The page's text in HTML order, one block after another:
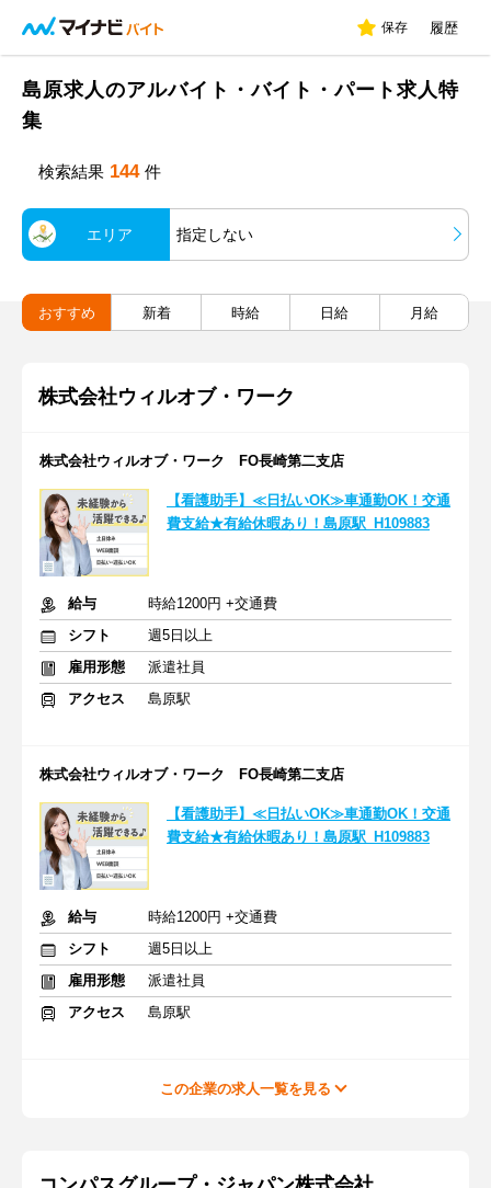
保存 履歴
島原求人のアルバイト・バイト・パート求人特
集
検索結果 144 件
エリア 指定しない
おすすめ 新着 時給 日給 月給
株式会社ウィルオブ・ワーク
株式会社ウィルオブ・ワーク FO長崎第二支店
【看護助手】≪日払いOK≫車通勤OK！交通
費支給★有給休暇あり！島原駅_H109883
給与
時給1200円 +交通費
シフト
週5日以上
雇用形態
派遣社員
アクセス
島原駅
株式会社ウィルオブ・ワーク FO長崎第二支店
【看護助手】≪日払いOK≫車通勤OK！交通
費支給★有給休暇あり！島原駅_H109883
給与
時給1200円 +交通費
シフト
週5日以上
雇用形態
派遣社員
アクセス
島原駅
この企業の求人一覧を見る